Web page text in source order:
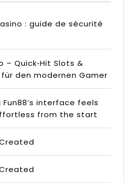
: guide de sécurité
– Quick‑Hit Slots &
für den modernen Gamer
interface feels
from the start